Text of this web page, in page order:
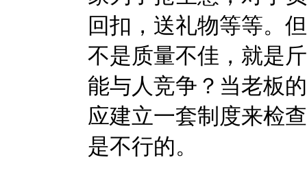
回扣，送礼物等等。
不是质量不佳，就是
能与人竞争？当老板
应建立一套制度来检
是不行的。